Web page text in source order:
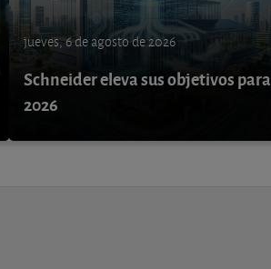
jueves, 6 de agosto de 2026
Schneider eleva sus objetivos para
2026